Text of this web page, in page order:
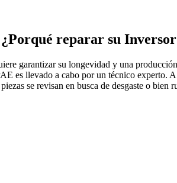
¿Porqué reparar su
garantizar su longevidad y una
es llevado a cabo por un técnico experto.
se revisan en busca de desgaste o